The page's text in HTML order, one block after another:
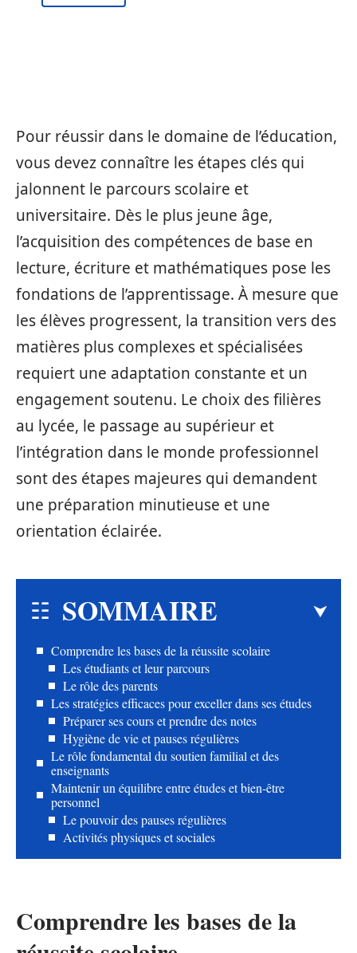
Pour réussir dans le domaine de l’éducation,
vous devez connaître les étapes clés qui
jalonnent le parcours scolaire et
universitaire. Dès le plus jeune âge,
l’acquisition des compétences de base en
lecture, écriture et mathématiques pose les
fondations de l’apprentissage. À mesure que
les élèves progressent, la transition vers des
matières plus complexes et spécialisées
requiert une adaptation constante et un
engagement soutenu. Le choix des filières
au lycée, le passage au supérieur et
l’intégration dans le monde professionnel
sont des étapes majeures qui demandent
une préparation minutieuse et une
orientation éclairée.
SOMMAIRE
Comprendre les bases de la réussite scolaire
Les étudiants et leur parcours
Le rôle des parents
Les stratégies efficaces pour exceller dans ses études
Préparer ses cours et prendre des notes
Hygiène de vie et pauses régulières
Le rôle fondamental du soutien familial et des
enseignants
Maintenir un équilibre entre études et bien-être
personnel
Le pouvoir des pauses régulières
Activités physiques et sociales
Comprendre les bases de la